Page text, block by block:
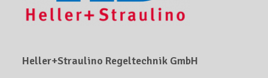
Heller+Straulino Regeltechnik GmbH